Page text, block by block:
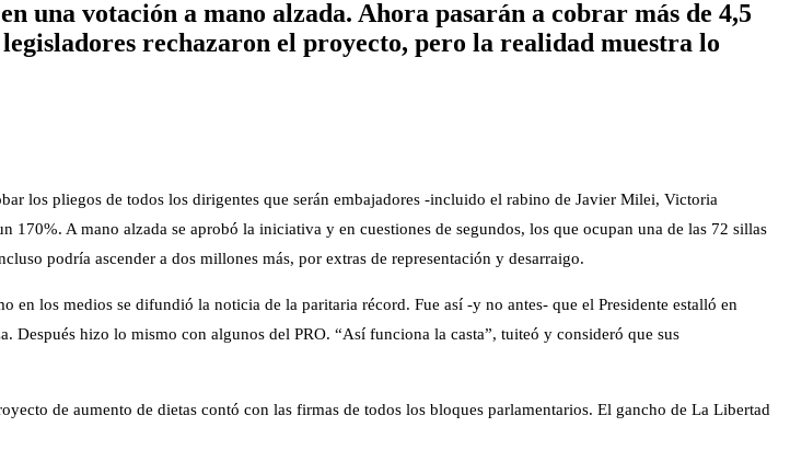
una votación a mano alzada. Ahora pasarán a cobrar más de 4,5
rechazaron el proyecto, pero la realidad muestra lo
los pliegos de todos los dirigentes que serán embajadores -incluido el rabino de Javier Milei, Victoria
A mano alzada se aprobó la iniciativa y en cuestiones de segundos, los que ocupan una de las 72 sillas
podría ascender a dos millones más, por extras de representación y desarraigo.
los medios se difundió la noticia de la paritaria récord. Fue así -y no antes- que el Presidente estalló en
hizo lo mismo con algunos del PRO. “Así funciona la casta”, tuiteó y consideró que sus
de aumento de dietas contó con las firmas de todos los bloques parlamentarios. El gancho de La Libertad